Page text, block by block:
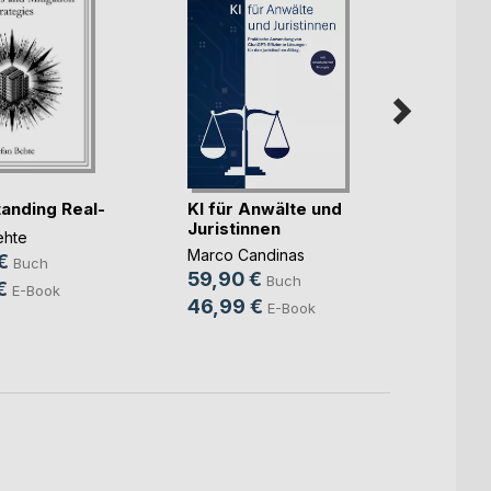
Real-
Buch
E-Book
KI für Anwälte und
Juristinnen
Marco Candinas
59,90 € Buch
46,99 € E-Book